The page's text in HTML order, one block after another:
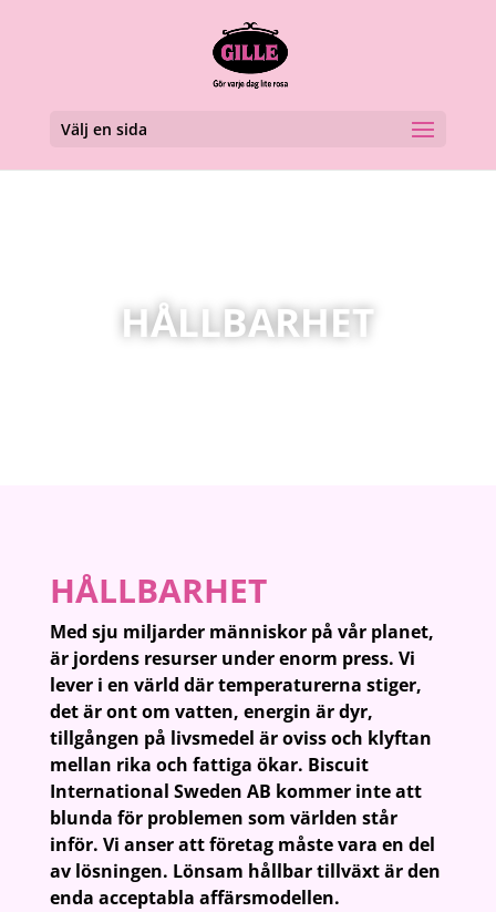
Välj en sida
HÅLLBARHET
HÅLLBARHET
Med sju miljarder människor på vår planet,
är jordens resurser under enorm press. Vi
lever i en värld där temperaturerna stiger,
det är ont om vatten, energin är dyr,
tillgången på livsmedel är oviss och klyftan
mellan rika och fattiga ökar. Biscuit
International Sweden AB kommer inte att
blunda för problemen som världen står
inför. Vi anser att företag måste vara en del
av lösningen. Lönsam hållbar tillväxt är den
enda acceptabla affärsmodellen.